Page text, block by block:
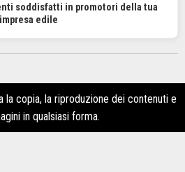
soddisfatti in promotori della tua
impresa edile
la copia, la riproduzione dei contenuti e
in qualsiasi forma.